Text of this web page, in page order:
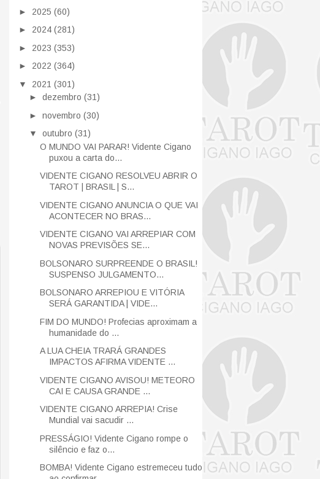
► 2025 (60)
► 2024 (281)
► 2023 (353)
► 2022 (364)
▼ 2021 (301)
► dezembro (31)
► novembro (30)
▼ outubro (31)
O MUNDO VAI PARAR! Vidente Cigano
puxou a carta do...
VIDENTE CIGANO RESOLVEU ABRIR O
TAROT | BRASIL | S...
VIDENTE CIGANO ANUNCIA O QUE VAI
ACONTECER NO BRAS...
VIDENTE CIGANO VAI ARREPIAR COM
NOVAS PREVISÕES SE...
BOLSONARO SURPREENDE O BRASIL!
SUSPENSO JULGAMENTO...
BOLSONARO ARREPIOU E VITÓRIA
SERÁ GARANTIDA | VIDE...
FIM DO MUNDO! Profecias aproximam a
humanidade do ...
A LUA CHEIA TRARÁ GRANDES
IMPACTOS AFIRMA VIDENTE ...
VIDENTE CIGANO AVISOU! METEORO
CAI E CAUSA GRANDE ...
VIDENTE CIGANO ARREPIA! Crise
Mundial vai sacudir ...
PRESSÁGIO! Vidente Cigano rompe o
silêncio e faz o...
BOMBA! Vidente Cigano estremeceu tudo